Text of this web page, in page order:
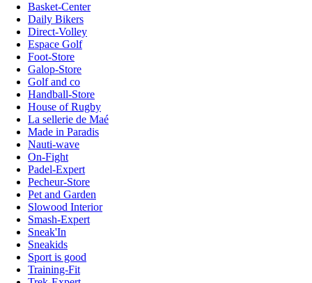
Basket-Center
Daily Bikers
Direct-Volley
Espace Golf
Foot-Store
Galop-Store
Golf and co
Handball-Store
House of Rugby
La sellerie de Maé
Made in Paradis
Nauti-wave
On-Fight
Padel-Expert
Pecheur-Store
Pet and Garden
Slowood Interior
Smash-Expert
Sneak'In
Sneakids
Sport is good
Training-Fit